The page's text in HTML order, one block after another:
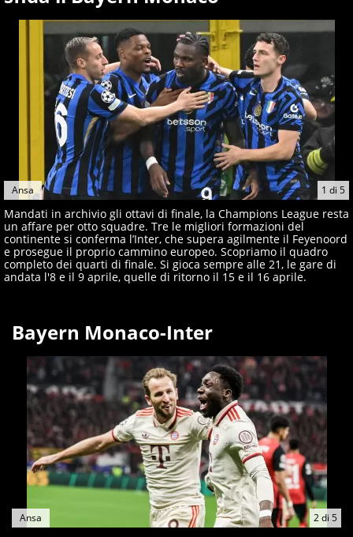
giornalisti ed esperti di sport abili sia nel gioco di
rimessa quando intercettano le notizie e le rilanciano
verso la rete, sia nella costruzione dal basso quando
creano contenuti 100% originali ed esclusivi.
1 di 5
Ansa
Mandati in archivio gli ottavi di finale, la Champions League resta
un affare per otto squadre. Tre le migliori formazioni del
continente si conferma l’Inter, che supera agilmente il Feyenoord
e prosegue il proprio cammino europeo. Scopriamo il quadro
completo dei quarti di finale. Si gioca sempre alle 21, le gare di
andata l'8 e il 9 aprile, quelle di ritorno il 15 e il 16 aprile.
Bayern Monaco-Inter
2di 5
Ansa